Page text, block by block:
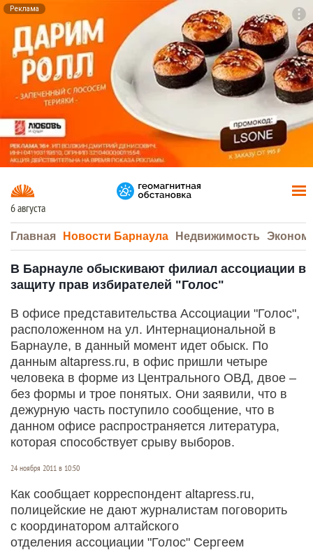
Реклама
6 августа
Главная Новости Барнаула Недвижимость
В Барнауле обыскивают филиал ассоциации в
защиту прав избирателей "Голос"
В офисе представительства Ассоциации "Голос",
расположенном на ул. Интернациональной в
Барнауле, в данный момент идет обыск. По
данным altapress.ru, в офис пришли четыре
человека в форме из Центрального ОВД, двое –
без формы и трое понятых. Они заявили, что в
дежурную часть поступило сообщение, что в
данном офисе распространяется литература,
которая способствует срыву выборов.
24 ноября 2011 в 10:50
Как сообщает корреспондент altapress.ru,
полицейские не дают журналистам поговорить
с координатором алтайского
отделения ассоциации "Голос" Сергеем